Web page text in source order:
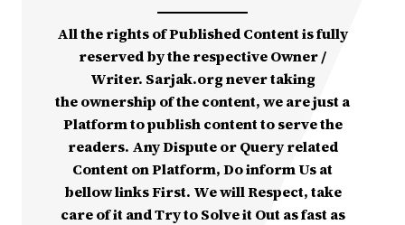
All the rights of Published Content is fully
reserved by the respective Owner /
Writer. Sarjak.org never taking
the ownership of the content, we are just a
Platform to publish content to serve the
readers. Any Dispute or Query related
Content on Platform, Do inform Us at
bellow links First. We will Respect, take
care of it and Try to Solve it Out as fast as